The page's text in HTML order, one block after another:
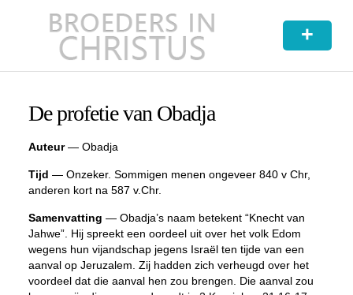
+
De profetie van Obadja
Auteur— Obadja
Tijd — Onzeker. Sommigen menen ongeveer 840 v Chr,
anderen kort na 587 v.Chr.
Samenvatting — Obadja’s naam betekent “Knecht van
Jahwe”. Hij spreekt een oordeel uit over het volk Edom
wegens hun vijandschap jegens Israël ten tijde van een
aanval op Jeruzalem. Zij hadden zich verheugd over het
voordeel dat die aanval hen zou brengen. Die aanval zou